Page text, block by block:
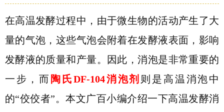
在高温发酵过程中，由于微生物的活动产生了大
量的气泡，这些气泡会附着在发酵液表面，影响
发酵液的质量和产量。因此，消泡是非常重要的
一步 ，而 陶氏DF-104消泡剂 则是高温消泡中
的“佼佼者”。本文广百小编介绍一下高温发酵消